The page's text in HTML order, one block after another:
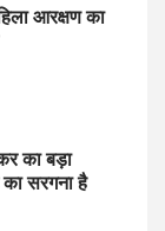
आरक्षण का
का बड़ा
का सरगना है